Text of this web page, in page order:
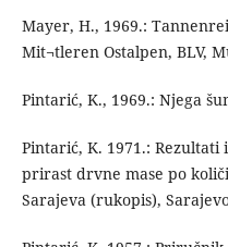
Mayer, H., 1969.:
Mit¬tleren Ostalpen, BLV,
Pintarić, K., 1969.: Njega
Pintarić, K. 1971.:
prirast drvne mase po
Sarajeva (rukopis),